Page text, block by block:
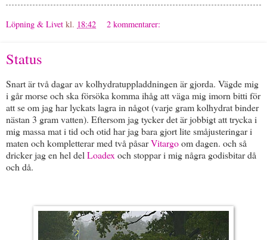
Löpning & Livet kl. 18:42 2 kommentarer:
Status
Snart är två dagar av kolhydratuppladdningen är gjorda. Vägde mig
i går morse och ska försöka komma ihåg att väga mig imorn bitti för
att se om jag har lyckats lagra in något (varje gram kolhydrat binder
nästan 3 gram vatten). Eftersom jag tycker det är jobbigt att trycka i
mig massa mat i tid och otid har jag bara gjort lite småjusteringar i
maten och kompletterar med två påsarVitargoom dagen. och så
dricker jag en hel delLoadexoch stoppar i mig några godisbitar då
och då.